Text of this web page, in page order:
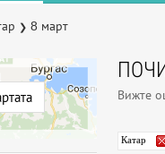
❯ 8 март
Вижте
Катар